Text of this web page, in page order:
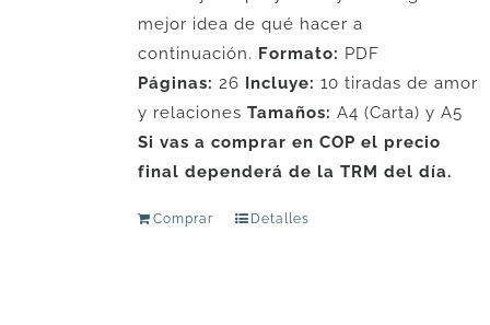
mejor idea de qué hacer a
continuación. Formato: PDF
Páginas: 26 Incluye: 10 tiradas de amor
y relaciones Tamaños: A4 (Carta) y A5
Si vas a comprar en COP el precio
final dependerá de la TRM del día.
Comprar Detalles